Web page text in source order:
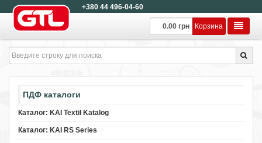
+380 44 496-04-60
0.00 грн Корзина
ПДФ каталоги
Каталог: KAI Textil Katalog
Каталог: KAI RS Series